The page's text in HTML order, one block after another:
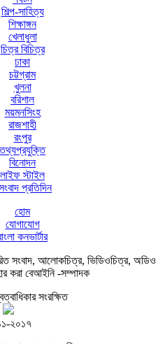
শিল্প-সাহিত্য
শিক্ষাঙ্গন
খেলাধুলা
চিত্র বিচিত্র
ঢাকা
চট্টগ্রাম
খুলনা
বরিশাল
ময়মনসিংহ
রাজশাহী
রংপুর
তথ্যপ্রযুক্তি
বিনোদন
লাইফ স্টাইল
প্রতিদিন
হোম
যোগাযোগ
কনভার্টার
সংবাদ, আলোকচিত্র, ভিডিওচিত্র, অডিও
করা বেআইনি -সম্পাদক
সংরক্ষিত
২০১৭